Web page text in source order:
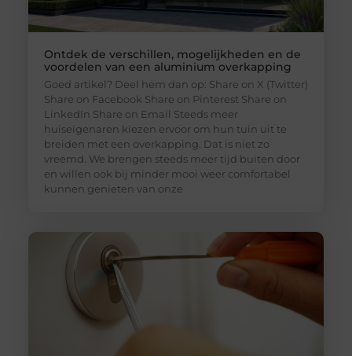
Ontdek de verschillen, mogelijkheden en de
voordelen van een aluminium overkapping
Goed artikel? Deel hem dan op: Share on X (Twitter)
Share on Facebook Share on Pinterest Share on
LinkedIn Share on Email Steeds meer
huiseigenaren kiezen ervoor om hun tuin uit te
breiden met een overkapping. Dat is niet zo
vreemd. We brengen steeds meer tijd buiten door
en willen ook bij minder mooi weer comfortabel
kunnen genieten van onze